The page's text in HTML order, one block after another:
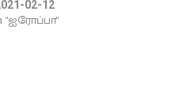
02-12
"ஐரோப்பா"